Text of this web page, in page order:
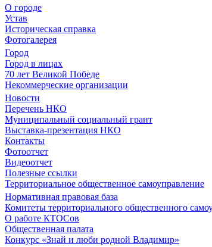
О городе
Устав
Историческая справка
Фотогалерея
Город
Город в лицах
70 лет Великой Победе
Некоммерческие организации
Новости
Перечень НКО
Муниципальный социальный грант
Выставка-презентация НКО
Контакты
Фотоотчет
Видеоотчет
Полезные ссылки
Территориальное общественное самоуправление
Нормативная правовая база
Комитеты территориального общественного
О работе КТОСов
Общественная палата
Конкурс «Знай и люби родной Владимир»